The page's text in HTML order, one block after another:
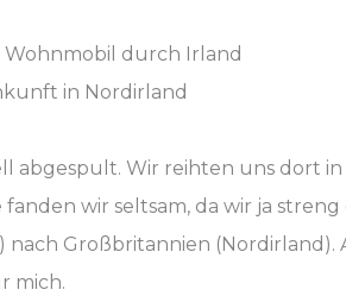
Wohnmobil durch Irland
in Nordirland
abgespult. Wir reihten uns dort
wir seltsam, da wir ja
Großbritannien (Nordirland).
mich.